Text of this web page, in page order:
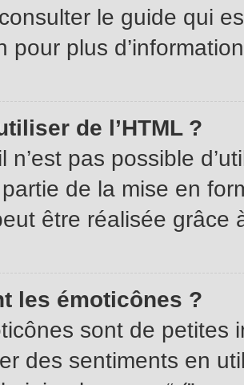
le guide qui
pour plus
de l’HTML ?
n’est pas possible
de la mise en
être réalisée grâce
les émoticônes ?
sont de petites
des sentiments en